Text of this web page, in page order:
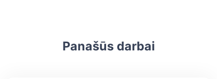
Panašūs darbai